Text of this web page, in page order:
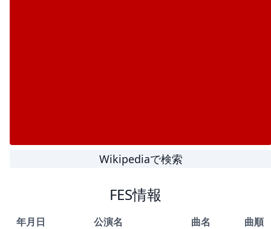
Wikipediaで検索
FES情報
年月日 公演名 曲名 曲順